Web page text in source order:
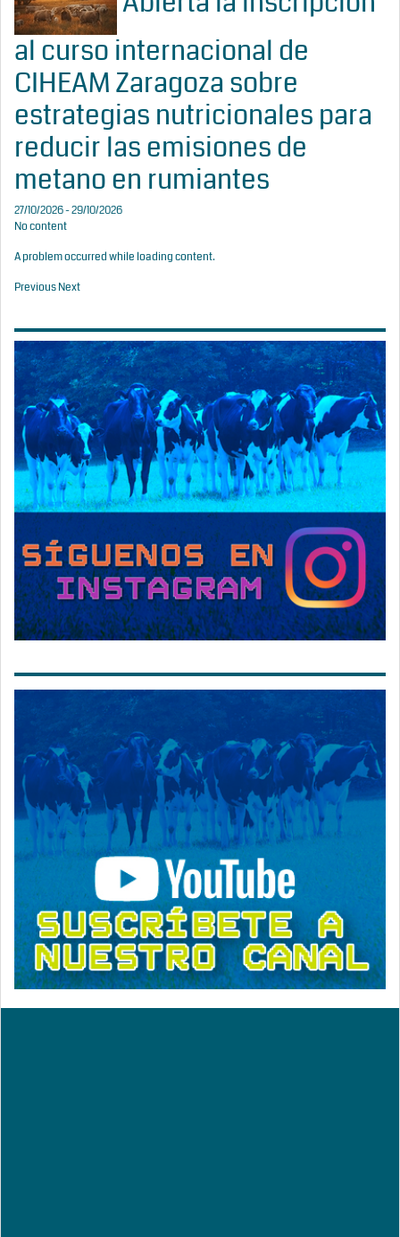
al curso internacional de
CIHEAM Zaragoza sobre
estrategias nutricionales para
reducir las emisiones de
metano en rumiantes
27/10/2026 - 29/10/2026
No content
A problem occurred while loading content.
PreviousNext